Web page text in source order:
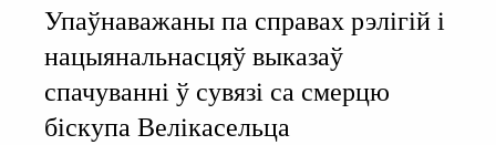
Упаўнаважаны па справах рэлігій і
нацыянальнасцяў выказаў
спачуванні ў сувязі са смерцю
біскупа Велікасельца